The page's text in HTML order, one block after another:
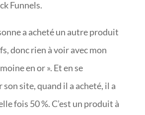
Funnels.
a acheté un autre produit
donc rien à voir avec mon
en or ». Et en se
site, quand il a acheté, il a
fois 50 %. C’est un produit à